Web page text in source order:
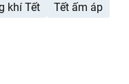
khí Tết
Tết ấm áp